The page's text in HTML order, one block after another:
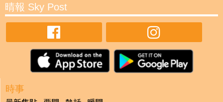
晴報 Sky Post
時事